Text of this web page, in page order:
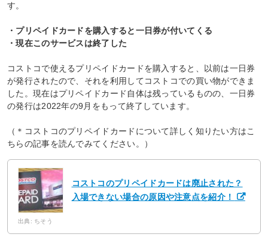
す。
・プリペイドカードを購入すると一日券が付いてくる
・現在このサービスは終了した
コストコで使えるプリペイドカードを購入すると、以前は一日券
が発行されたので、それを利用してコストコでの買い物ができま
した。現在はプリペイドカード自体は残っているものの、一日券
の発行は2022年の9月をもって終了しています。
（＊コストコのプリペイドカードについて詳しく知りたい方はこ
ちらの記事を読んでみてください。）
コストコのプリペイドカードは廃止された？
入場できない場合の原因や注意点を紹介！
出典: ちそう